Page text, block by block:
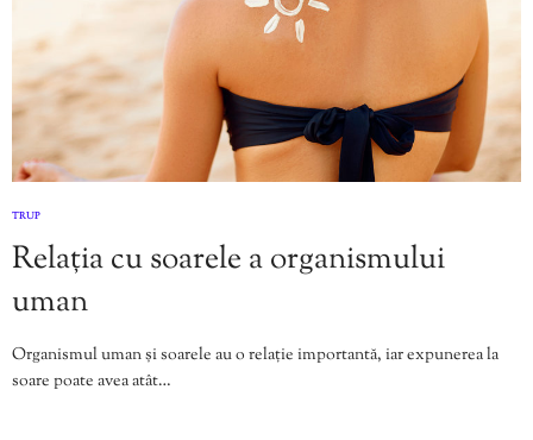
TRUP
Relația cu soarele a organismului
uman
Organismul uman și soarele au o relație importantă, iar expunerea la
soare poate avea atât…